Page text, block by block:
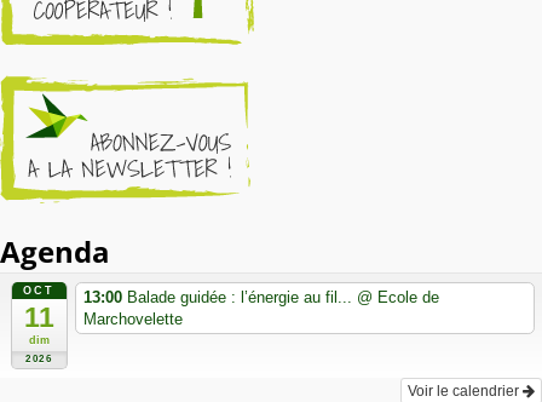
Agenda
OCT
11
dim
2026
13:00 Balade guidée : l’énergie au fil... @ Ecole de
Marchovelette
Voir le calendrier